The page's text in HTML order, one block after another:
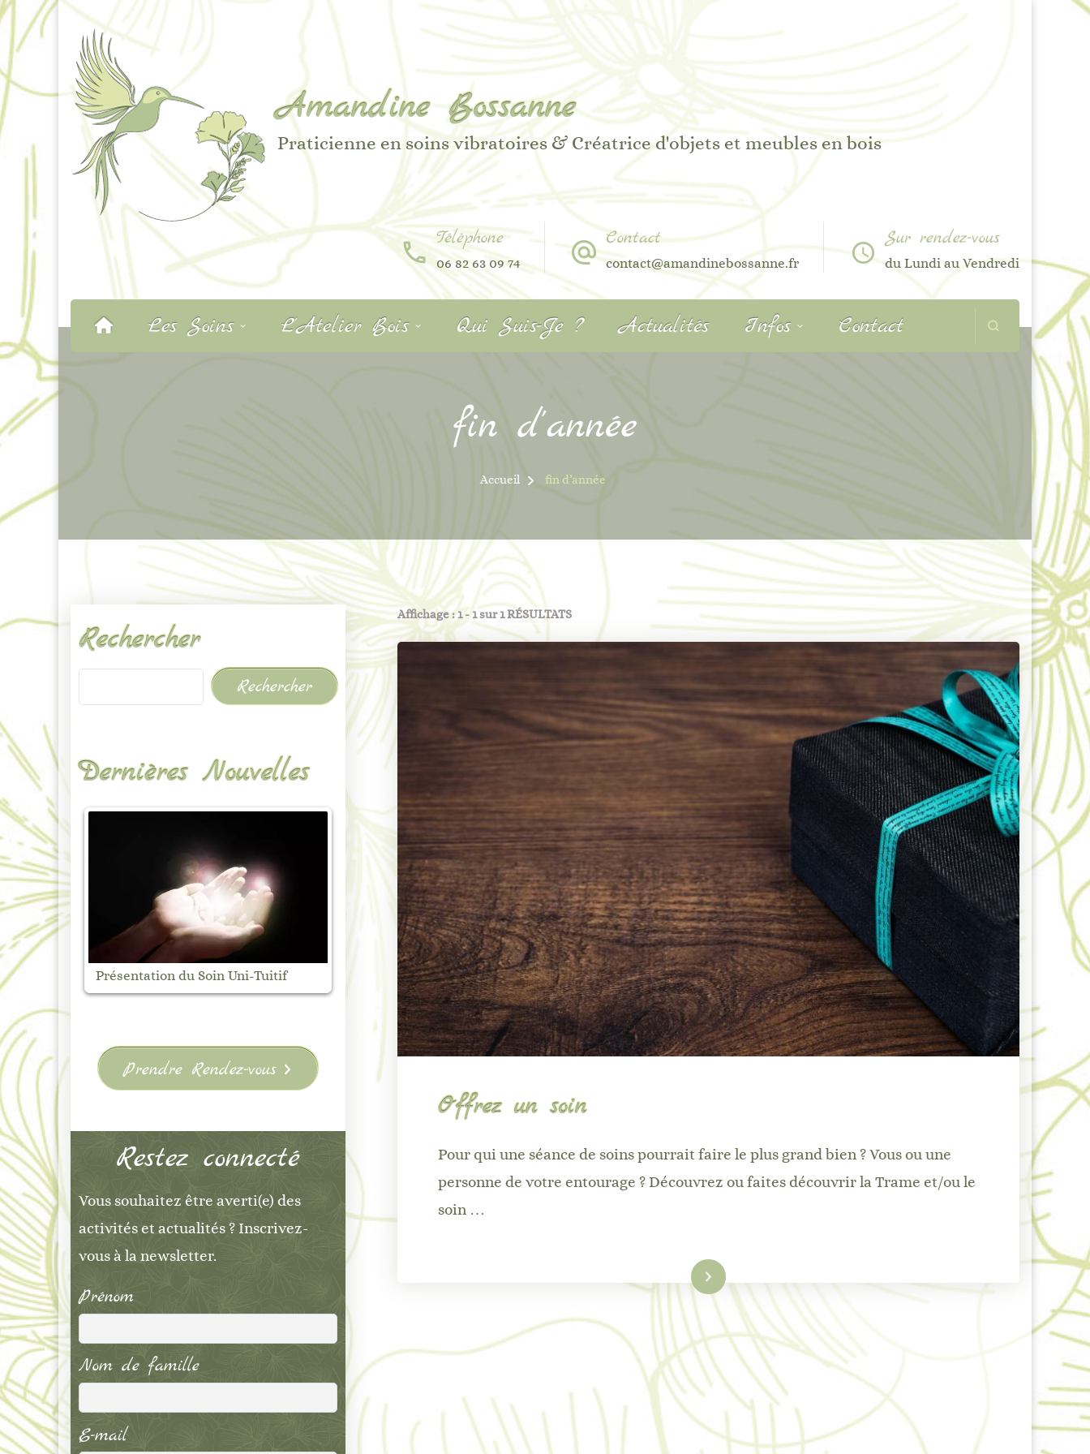
Amandine Bossanne
Praticienne en soins vibratoires & Créatrice d'objets et meubles en bois
Téléphone
06 82 63 09 74
Contact
contact@amandinebossanne.fr
Sur rendez-vous
du Lundi au Vendredi
Les Soins L’Atelier Bois Qui Suis-Je ? Actualités Infos Contact
fin d’année
Accueil fin d’année
Affichage : 1 - 1 sur 1 RÉSULTATS
Offrez un soin
Pour qui une séance de soins pourrait faire le plus grand bien ? Vous ou une
personne de votre entourage ? Découvrez ou faites découvrir la Trame et/ou le
soin …
Lire la suite
Rechercher
Rechercher
Dernières Nouvelles
Marché Nocturne de Vanosc –
Samedi 1 août
Marché Nocturne – Colombie-le-
Vieux – Édition 2026
Marché Nocturne – 31 Juillet –
Colombie-le-Vieux – Édition 2026
Prendre Rendez-vous
Restez connecté
Vous souhaitez être averti(e) des
activités et actualités ? Inscrivez-
vous à la newsletter.
Prénom
Nom de famille
E-mail